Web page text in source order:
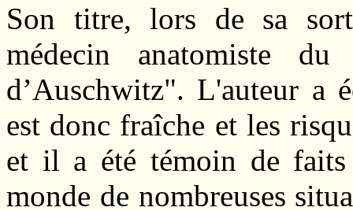
Son titre, lors de sa
médecin anatomiste
d’Auschwitz". L'auteur a
est donc fraîche et les
et il a été témoin de faits
monde de nombreuses